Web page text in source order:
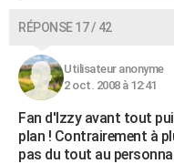
RÉPONSE 17 / 42
Utilisateur anonyme
2 oct. 2008 à 12:41
Fan d'Izzy avant tout
plan ! Contrairement à
pas du tout au